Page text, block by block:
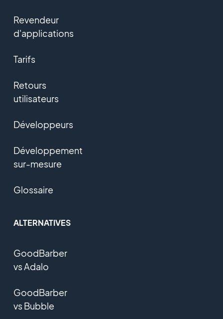
Revendeur
d'applications
Tarifs
Retours
utilisateurs
Développeurs
Développement
sur-mesure
Glossaire
ALTERNATIVES
GoodBarber
vs Adalo
GoodBarber
vs Bubble